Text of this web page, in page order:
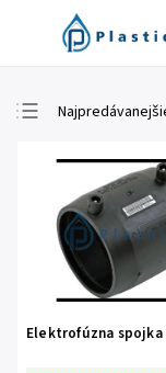
Najdrahšie
Abecedne
Elektrofúzna spojka